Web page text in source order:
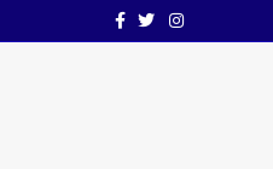
Facebook
TwitterInstagram